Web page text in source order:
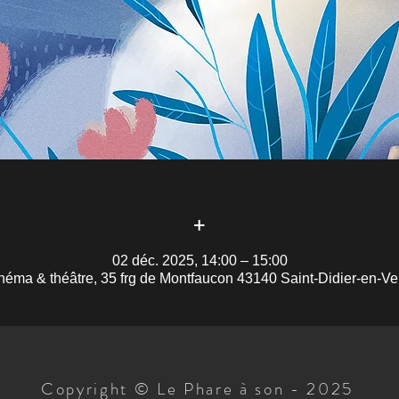
+
02 déc. 2025, 14:00 – 15:00
& théâtre, 35 frg de Montfaucon 43140 Saint-Didier-en-
Copyright © Le Phare à son - 2025